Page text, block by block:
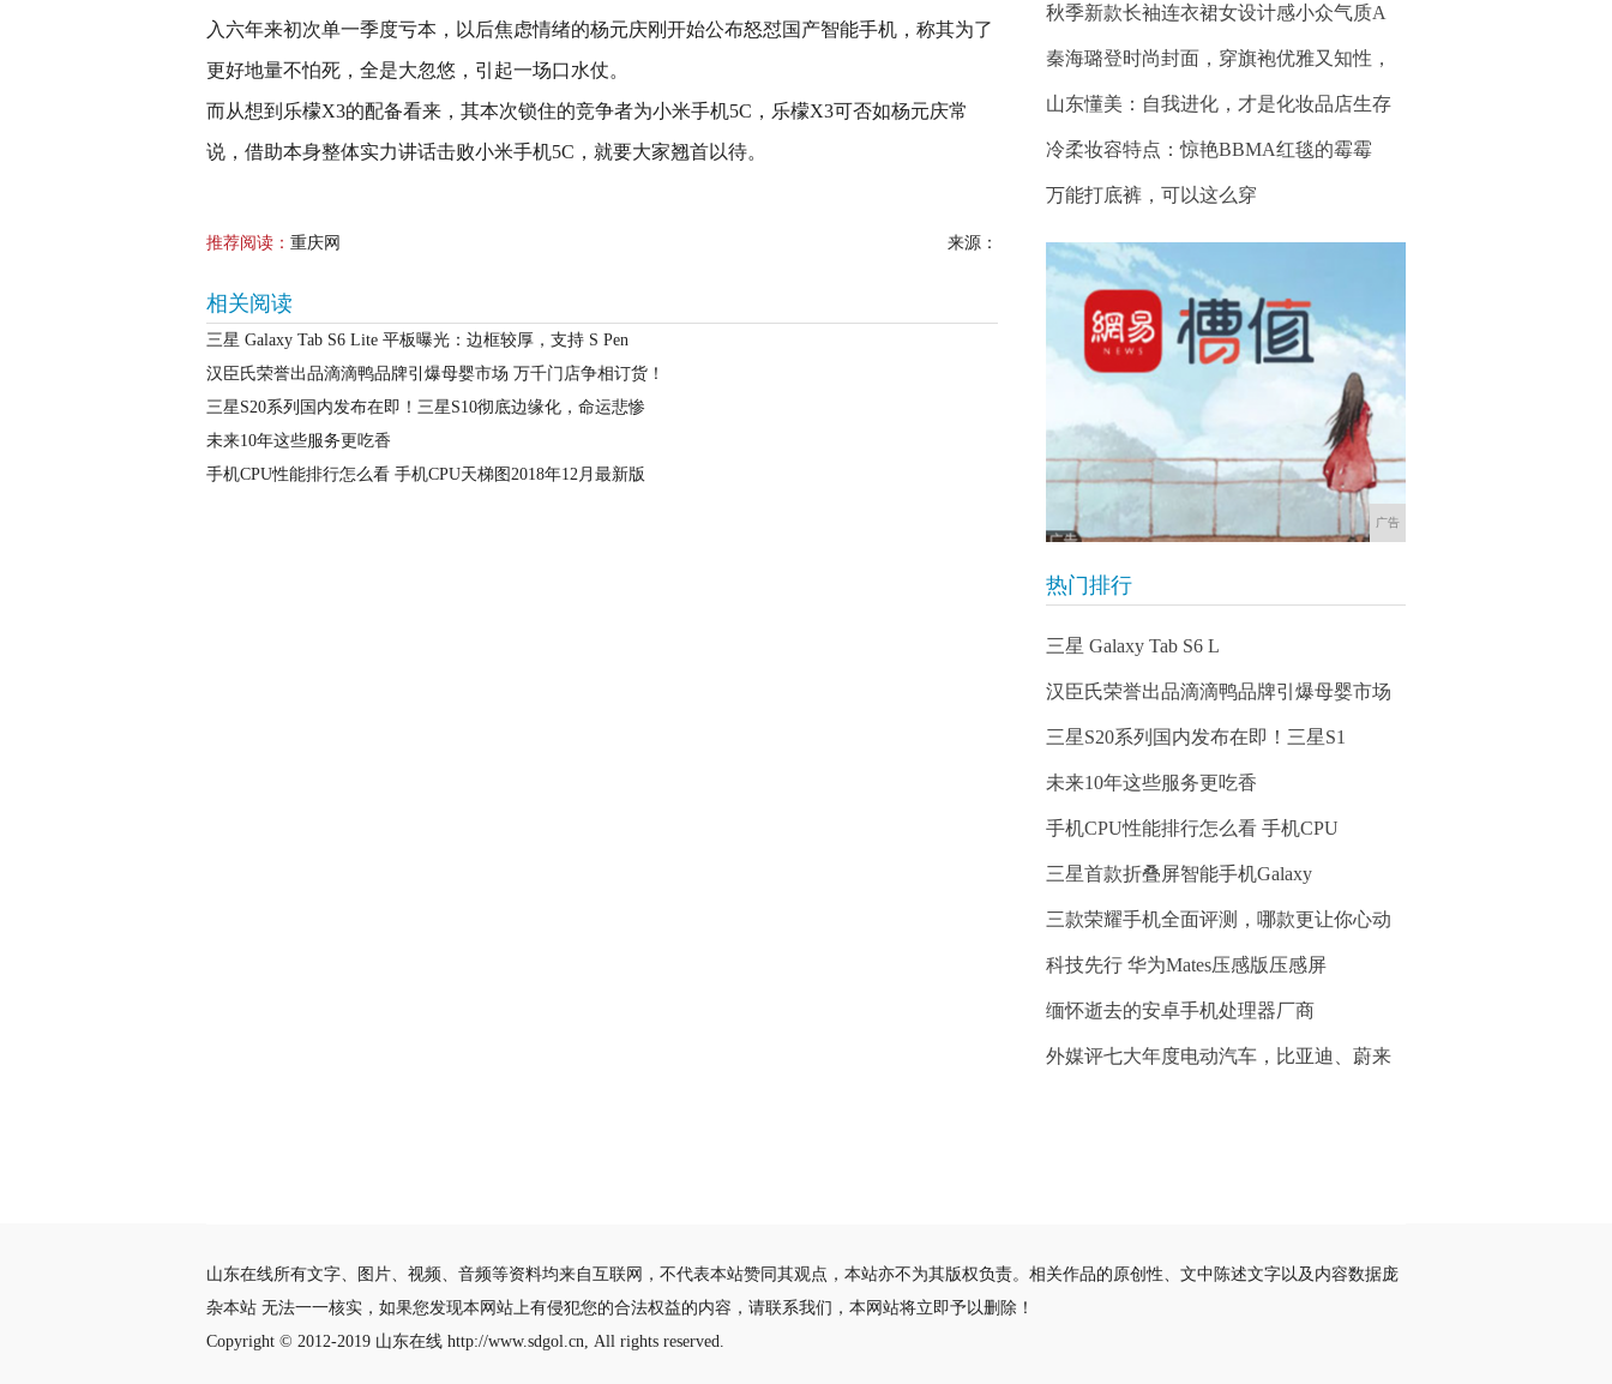
入六年来初次单一季度亏本，以后焦虑情绪的杨元庆刚开始公布怒怼国产智能手机，称其为了
更好地量不怕死，全是大忽悠，引起一场口水仗。
而从想到乐檬X3的配备看来，其本次锁住的竞争者为小米手机5C，乐檬X3可否如杨元庆常
说，借助本身整体实力讲话击败小米手机5C，就要大家翘首以待。
推荐阅读： 重庆网 来源：
相关阅读
三星 Galaxy Tab S6 Lite 平板曝光：边框较厚，支持 S Pen
汉臣氏荣誉出品滴滴鸭品牌引爆母婴市场 万千门店争相订货！
三星S20系列国内发布在即！三星S10彻底边缘化，命运悲惨
未来10年这些服务更吃香
手机CPU性能排行怎么看 手机CPU天梯图2018年12月最新版
秋季新款长袖连衣裙女设计感小众气质A
秦海璐登时尚封面，穿旗袍优雅又知性，
山东懂美：自我进化，才是化妆品店生存
冷柔妆容特点：惊艳BBMA红毯的霉霉
万能打底裤，可以这么穿
广告
热门排行
三星 Galaxy Tab S6 L
汉臣氏荣誉出品滴滴鸭品牌引爆母婴市场
三星S20系列国内发布在即！三星S1
未来10年这些服务更吃香
手机CPU性能排行怎么看 手机CPU
三星首款折叠屏智能手机Galaxy
三款荣耀手机全面评测，哪款更让你心动
科技先行 华为Mates压感版压感屏
缅怀逝去的安卓手机处理器厂商
外媒评七大年度电动汽车，比亚迪、蔚来
山东在线所有文字、图片、视频、音频等资料均来自互联网，不代表本站赞同其观点，本站亦不为其版权负责。相关作品的原创性、文中陈述文字以及内容数据庞
杂本站 无法一一核实，如果您发现本网站上有侵犯您的合法权益的内容，请联系我们，本网站将立即予以删除！
Copyright © 2012-2019 山东在线 http://www.sdgol.cn, All rights reserved.